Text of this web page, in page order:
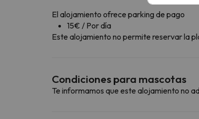
El alojamiento ofrece parking de pago
15€ / Por día
Este alojamiento no permite reservar la
Condiciones para mascotas
Te informamos que este alojamiento no